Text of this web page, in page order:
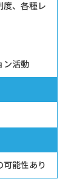
度、各種レ
ン活動
能性あり